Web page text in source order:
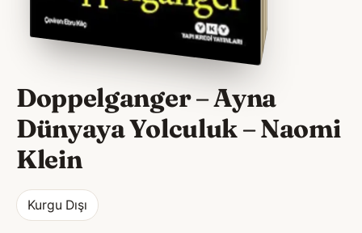
Doppelganger – Ayna
Dünyaya Yolculuk–Naomi
Klein
Kurgu Dışı